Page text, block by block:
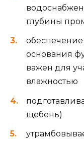
глубины
основания
важен для
влажностью
щебень)